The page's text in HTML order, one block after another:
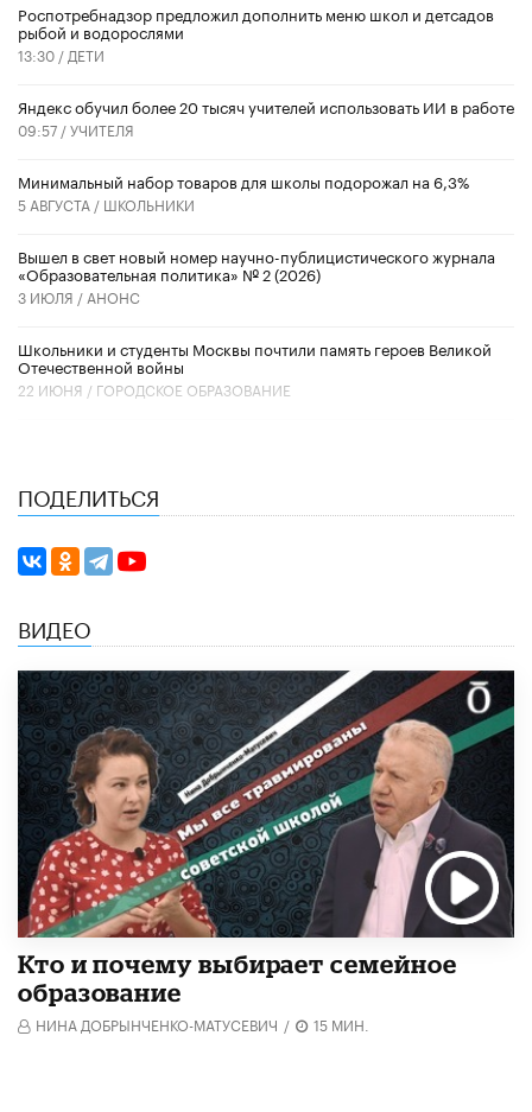
Роспотребнадзор предложил дополнить меню школ и детсадов
рыбой и водорослями
13:30 / ДЕТИ
​Яндекс обучил более 20 тысяч учителей использовать ИИ в работе
09:57 /УЧИТЕЛЯ
Минимальный набор товаров для школы подорожал на 6,3%
5 АВГУСТА / ШКОЛЬНИКИ
Вышел в свет новый номер научно-публицистического журнала
«Образовательная политика» № 2 (2026)
3 ИЮЛЯ / АНОНС
Школьники и студенты Москвы почтили память героев Великой
Отечественной войны
22 ИЮНЯ / ГОРОДСКОЕ ОБРАЗОВАНИЕ
ПОДЕЛИТЬСЯ
ВИДЕО
Кто и почему выбирает семейное
образование
НИНА ДОБРЫНЧЕНКО-МАТУСЕВИЧ / 15 МИН.